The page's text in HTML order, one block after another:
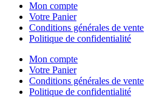
Mon compte
Votre Panier
Conditions générales de vente
Politique de confidentialité
Mon compte
Votre Panier
Conditions générales de vente
Politique de confidentialité